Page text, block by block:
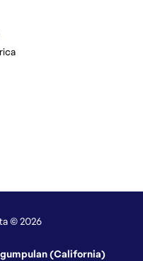
© 2026
(California)